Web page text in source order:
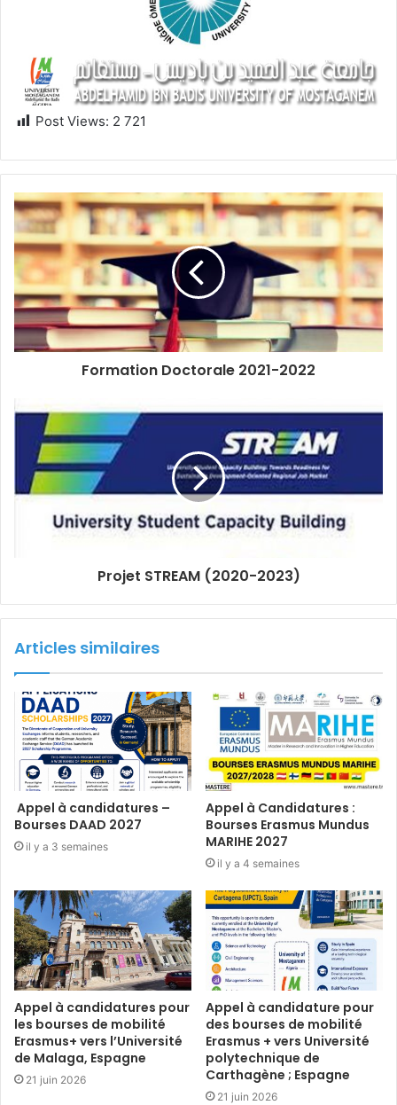
Post Views: 2 721
Formation Doctorale 2021-2022
Projet STREAM (2020-2023)
Articles similaires
Appel à candidatures –
Bourses DAAD 2027
il y a 3 semaines
Appel à Candidatures :
Bourses Erasmus Mundus
MARIHE 2027
il y a 4 semaines
Appel à candidatures pour
les bourses de mobilité
Erasmus+ vers l’Université
de Malaga, Espagne
21 juin 2026
Appel à candidature pour
des bourses de mobilité
Erasmus + vers Université
polytechnique de
Carthagène ; Espagne
21 juin 2026